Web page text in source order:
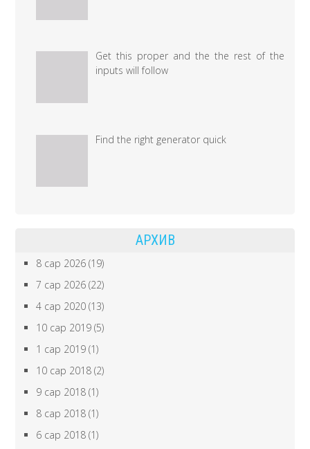
Get this proper and the the rest of the
inputs will follow
Find the right generator quick
АРХИВ
8 сар 2026 (19)
7 сар 2026 (22)
4 сар 2020 (13)
10 сар 2019 (5)
1 сар 2019 (1)
10 сар 2018 (2)
9 сар 2018 (1)
8 сар 2018 (1)
6 сар 2018 (1)